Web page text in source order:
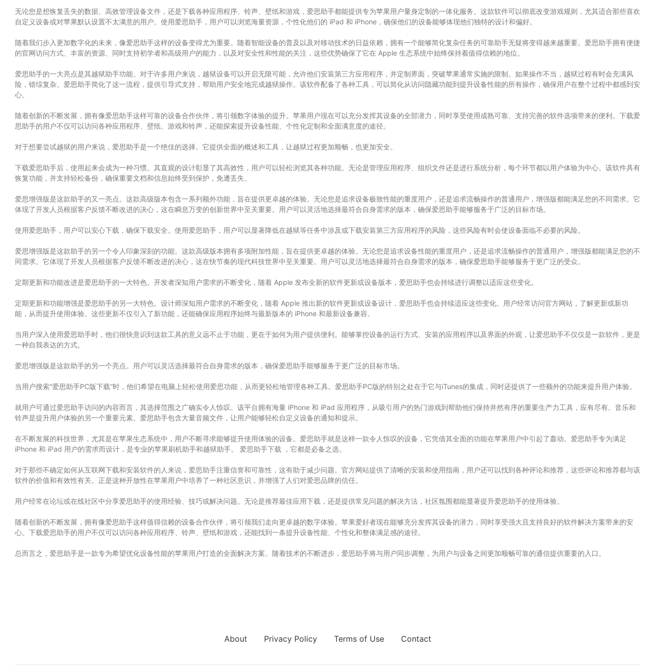
无论您是想恢复丢失的数据、高效管理设备文件，还是下载各种应用程序、铃声、壁纸和游戏，爱思助手都能提供专为苹果用户量身定制的一体化服务。这款软件可以彻底改变游戏规则，尤其适合那些喜欢
自定义设备或对苹果默认设置不太满意的用户。使用爱思助手，用户可以浏览海量资源，个性化他们的 iPad 和 iPhone，确保他们的设备能够体现他们独特的设计和偏好。
随着我们步入更加数字化的未来，像爱思助手这样的设备变得尤为重要。随着智能设备的普及以及对移动技术的日益依赖，拥有一个能够简化复杂任务的可靠助手无疑将变得越来越重要。爱思助手拥有便捷
的官网访问方式、丰富的资源、同时支持初学者和高级用户的能力，以及对安全性和性能的关注，这些优势确保了它在 Apple 生态系统中始终保持着值得信赖的地位。
爱思助手的一大亮点是其越狱助手功能。对于许多用户来说，越狱设备可以开启无限可能，允许他们安装第三方应用程序，并定制界面，突破苹果通常实施的限制。如果操作不当，越狱过程有时会充满风
险，错综复杂。爱思助手简化了这一流程，提供引导式支持，帮助用户安全地完成越狱操作。该软件配备了各种工具，可以简化从访问隐藏功能到提升设备性能的所有操作，确保用户在整个过程中都感到安
心。
随着创新的不断发展，拥有像爱思助手这样可靠的设备合作伙伴，将引领数字体验的提升。苹果用户现在可以充分发挥其设备的全部潜力，同时享受使用成熟可靠、支持完善的软件选项带来的便利。下载爱
思助手的用户不仅可以访问各种应用程序、壁纸、游戏和铃声，还能探索提升设备性能、个性化定制和全面满意度的途径。
对于想要尝试越狱的用户来说，爱思助手是一个绝佳的选择。它提供全面的概述和工具，让越狱过程更加顺畅，也更加安全。
下载爱思助手后，使用起来会成为一种习惯。其直观的设计彰显了其高效性，用户可以轻松浏览其各种功能。无论是管理应用程序、组织文件还是进行系统分析，每个环节都以用户体验为中心。该软件具有
恢复功能，并支持轻松备份，确保重要文档和信息始终受到保护，免遭丢失。
爱思增强版是这款助手的又一亮点。这款高级版本包含一系列额外功能，旨在提供更卓越的体验。无论您是追求设备极致性能的重度用户，还是追求流畅操作的普通用户，增强版都能满足您的不同需求。它
体现了开发人员根据客户反馈不断改进的决心，这在瞬息万变的创新世界中至关重要。用户可以灵活地选择最符合自身需求的版本，确保爱思助手能够服务于广泛的目标市场。
使用爱思助手，用户可以安心下载，确保下载安全。使用爱思助手，用户可以显著降低在越狱等任务中涉及或下载安装第三方应用程序的风险，这些风险有时会使设备面临不必要的风险。
爱思增强版是这款助手的另一个令人印象深刻的功能。这款高级版本拥有多项附加性能，旨在提供更卓越的体验。无论您是追求设备性能的重度用户，还是追求流畅操作的普通用户，增强版都能满足您的不
同需求。它体现了开发人员根据客户反馈不断改进的决心，这在快节奏的现代科技世界中至关重要。用户可以灵活地选择最符合自身需求的版本，确保爱思助手能够服务于更广泛的受众。
定期更新和功能改进是爱思助手的一大特色。开发者深知用户需求的不断变化，随着 Apple 发布全新的软件更新或设备版本，爱思助手也会持续进行调整以适应这些变化。
定期更新和功能增强是爱思助手的另一大特色。设计师深知用户需求的不断变化，随着 Apple 推出新的软件更新或设备设计，爱思助手也会持续适应这些变化。用户经常访问官方网站，了解更新或新功
能，从而提升使用体验。这些更新不仅引入了新功能，还能确保应用程序始终与最新版本的 iPhone 和最新设备兼容。
当用户深入使用爱思助手时，他们很快意识到这款工具的意义远不止于功能，更在于如何为用户提供便利。能够掌控设备的运行方式、安装的应用程序以及界面的外观，让爱思助手不仅仅是一款软件，更是
一种自我表达的方式。
爱思增强版是这款助手的另一个亮点。用户可以灵活选择最符合自身需求的版本，确保爱思助手能够服务于更广泛的目标市场。
当用户搜索“爱思助手PC版下载”时，他们希望在电脑上轻松使用爱思功能，从而更轻松地管理各种工具。爱思助手PC版的特别之处在于它与iTunes的集成，同时还提供了一些额外的功能来提升用户体验。
就用户可通过爱思助手访问的内容而言，其选择范围之广确实令人惊叹。该平台拥有海量 iPhone 和 iPad 应用程序，从吸引用户的热门游戏到帮助他们保持井然有序的重要生产力工具，应有尽有。音乐和
铃声是提升用户体验的另一个重要元素。爱思助手包含大量音频文件，让用户能够轻松自定义设备的通知和提示。
在不断发展的科技世界，尤其是在苹果生态系统中，用户不断寻求能够提升使用体验的设备。爱思助手就是这样一款令人惊叹的设备，它凭借其全面的功能在苹果用户中引起了轰动。爱思助手专为满足
iPhone 和 iPad 用户的需求而设计，是专业的苹果刷机助手和越狱助手。 爱思助手下载 ，它都是必备之选。
对于那些不确定如何从互联网下载和安装软件的人来说，爱思助手注重信誉和可靠性，这有助于减少问题。官方网站提供了清晰的安装和使用指南，用户还可以找到各种评论和推荐，这些评论和推荐都与该
软件的价值和有效性有关。正是这种开放性在苹果用户中培养了一种社区意识，并增强了人们对爱思品牌的信任。
用户经常在论坛或在线社区中分享爱思助手的使用经验、技巧或解决问题。无论是推荐最佳应用下载，还是提供常见问题的解决方法，社区氛围都能显著提升爱思助手的使用体验。
随着创新的不断发展，拥有像爱思助手这样值得信赖的设备合作伙伴，将引领我们走向更卓越的数字体验。苹果爱好者现在能够充分发挥其设备的潜力，同时享受强大且支持良好的软件解决方案带来的安
心。下载爱思助手的用户不仅可以访问各种应用程序、铃声、壁纸和游戏，还能找到一条提升设备性能、个性化和整体满足感的途径。
总而言之，爱思助手是一款专为希望优化设备性能的苹果用户打造的全面解决方案。随着技术的不断进步，爱思助手将与用户同步调整，为用户与设备之间更加顺畅可靠的通信提供重要的入口。
About Privacy Policy Terms of Use Contact